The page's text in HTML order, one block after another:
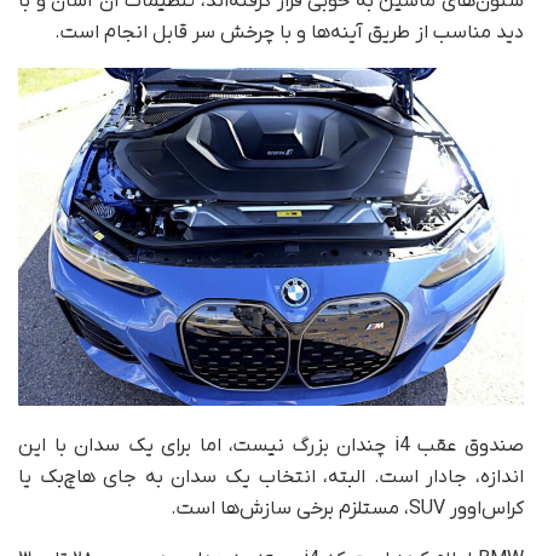
دید مناسب از طریق آینه‌ها و با چرخش سر قابل انجام است.
صندوق عقب i4 چندان بزرگ نیست، اما برای یک سدان با این
اندازه، جادار است. البته، انتخاب یک سدان به جای هاچ‌بک یا
کراس‌اوور SUV، مستلزم برخی سازش‌ها است.